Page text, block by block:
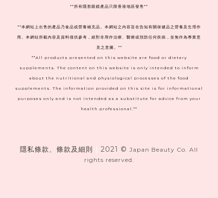
** 所有隱形眼鏡產品只限香港地區發售**
**本網站上出售的產品乃食品或營養補充品。本網站之內容旨在告知有關保健品之營養及生理作
用。本網站所載內容及資料僅供參考，絕對非用作治療、醫療或預防任何疾病，並無作為專業意
見之意圖。**
**All products presented on this website are food or dietary
supplements. The content on this website is only intended to inform
about the nutritional and physiological processes of the food
supplements. The information provided on this site is for informational
purposes only and is not intended as a substitute for advice from your
health professional.**
隱私條款、條款及細則 2021 © Japan Beauty Co. All
rights reserved.